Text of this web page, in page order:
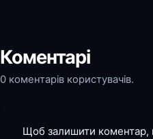
Коментарі
0 коментарів користувачів.
Щоб залишити коментар,